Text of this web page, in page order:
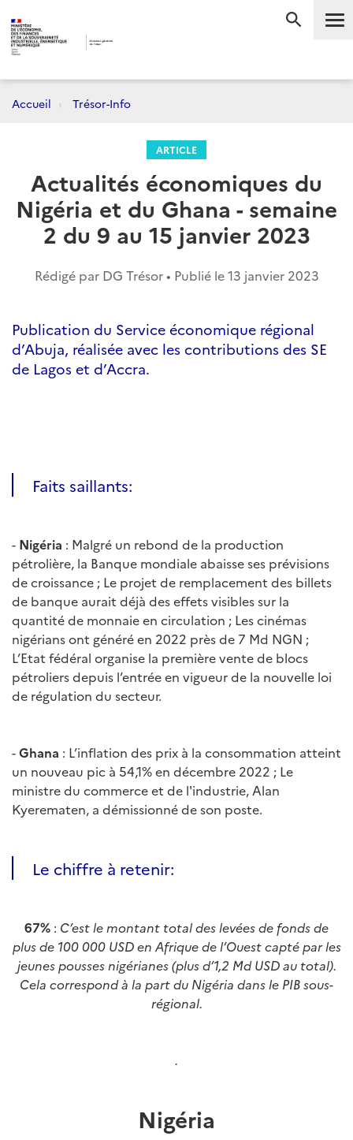
Accueil Trésor-Info
ARTICLE
Actualités économiques du
Nigéria et du Ghana - semaine
2 du 9 au 15 janvier 2023
Rédigé par DG Trésor • Publié le13 janvier 2023
Publication du Service économique régional
d’Abuja, réalisée avec les contributions des SE
de Lagos et d’Accra.
Faits saillants:
- Nigéria : Malgré un rebond de la production
pétrolière, la Banque mondiale abaisse ses prévisions
de croissance ; Le projet de remplacement des billets
de banque aurait déjà des effets visibles sur la
quantité de monnaie en circulation ; Les cinémas
nigérians ont généré en 2022 près de 7 Md NGN ;
L’Etat fédéral organise la première vente de blocs
pétroliers depuis l’entrée en vigueur de la nouvelle loi
de régulation du secteur.
-Ghana : L’inflation des prix à la consommation atteint
un nouveau pic à 54,1% en décembre 2022 ; Le
ministre du commerce et de l'industrie, Alan
Kyerematen, a démissionné de son poste.
Le chiffre à retenir:
67% : C’est le montant total des levées de fonds de
plus de 100 000 USD en Afrique de l’Ouest capté par les
jeunes pousses nigérianes (plus d’1,2 Md USD au total).
Cela correspond à la part du Nigéria dans le PIB sous-
régional.
.
Nigéria